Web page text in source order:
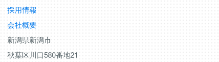
採用情報
会社概要
新潟県新潟市
秋葉区川口580番地21